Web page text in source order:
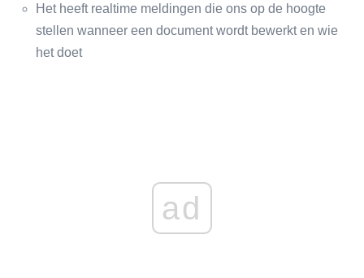
Het heeft realtime meldingen die ons op de hoogte
stellen wanneer een document wordt bewerkt en wie
het doet
ad